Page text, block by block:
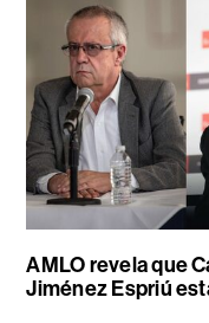
AMLO revela que
Jiménez Espriú